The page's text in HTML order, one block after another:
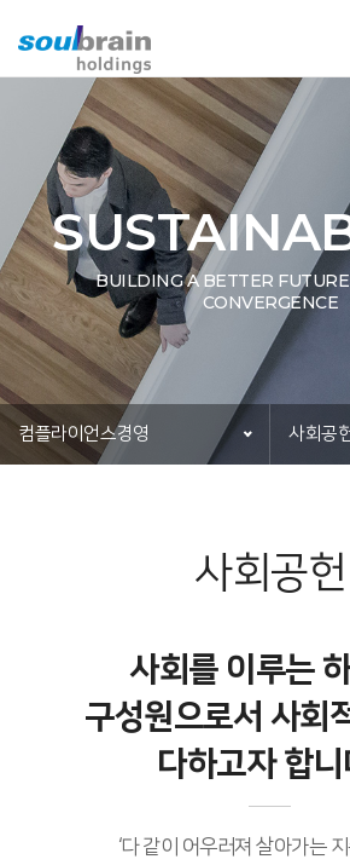
타이틀
BUILDING A BETTER
CONVERGENCE
컴플라이언스경영 사회공
사회공헌
사회를 이루는
구성원으로서 사회
다하고자 합
‘다 같이 어우러져 살아가는